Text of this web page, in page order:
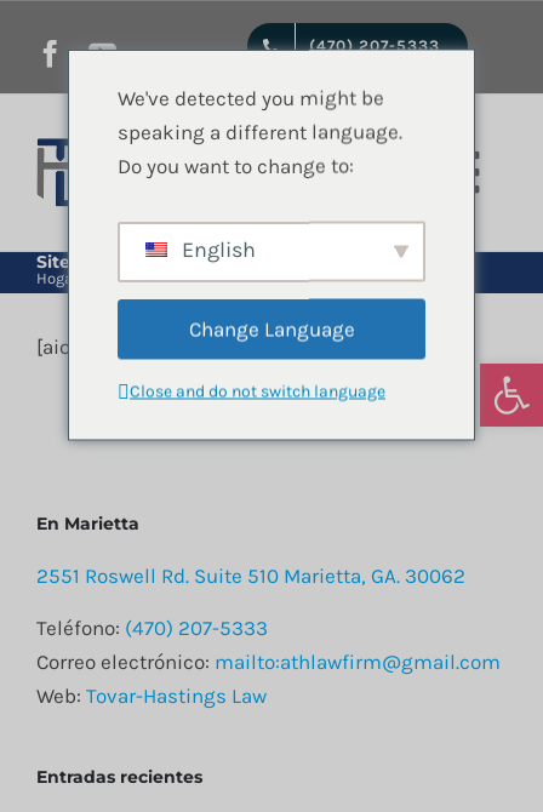
Abrir
(470) 207-5333
de
Inicio
Servicios jurídicos
Quienes Somos
Contacto
Sitemap
Hogar Sitemap
[aioseo_html_sitemap]
En Marietta
2551 Roswell Rd. Suite 510 Marietta, GA. 30062
Teléfono: (470) 207-5333
Correo electrónico: mailto:athlawfirm@gmail.com
Web: Tovar-Hastings Law
Entradas recientes
We've detected you might be
speaking a different language.
Do you want to change to:
English
Change Language
Close and do not switch language